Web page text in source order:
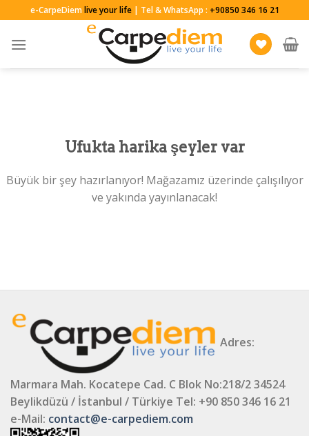
to
content
e-CarpeDiemlive your life| Tel & WhatsApp : +90850 346 16 21
Ufukta harika şeyler var
Büyük bir şey hazırlanıyor! Mağazamız üzerinde çalışılıyor
ve yakında yayınlanacak!
Adres:
Marmara Mah. Kocatepe Cad. C Blok No:218/2 34524
Beylikdüzü / İstanbul / Türkiye Tel: +90 850 346 16 21
e-Mail: contact@e-carpediem.com